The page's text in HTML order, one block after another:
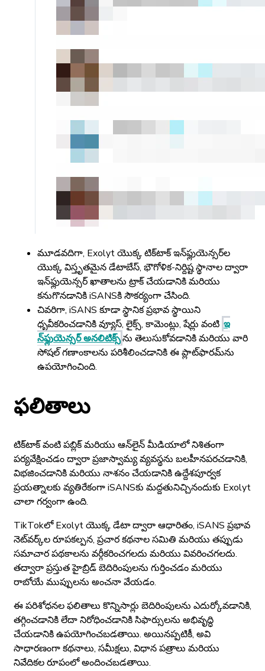
మూడవదిగా, Exolyt యొక్క టిక్‌టాక్ ఇన్‌ఫ్లుయెన్సర్‌ల
యొక్క విస్తృతమైన డేటాబేస్, భౌగోళిక-నిర్దిష్ట స్థానాల ద్వారా
ఇన్‌ఫ్లుయెన్సర్ ఖాతాలను ట్రాక్ చేయడానికి మరియు
కనుగొనడానికి iSANSకి సౌకర్యంగా చేసింది.
చివరిగా, iSANS కూడా స్థానిక ప్రభావ స్థాయిని
ధృవీకరించడానికి వ్యూస్, లైక్స్, కామెంట్లు, షేర్లు వంటి ఇ
న్‌ఫ్లుయెన్సర్ అనలిటిక్స్ను తెలుసుకోవడానికి మరియు వారి
సోషల్ గణాంకాలను పరిశీలించడానికి ఈ ప్లాట్‌ఫారమ్‌ను
ఉపయోగించింది.
ఫలితాలు
టిక్‌టాక్ వంటి పబ్లిక్ మరియు ఆన్‌లైన్ మీడియాలో నిశితంగా
పర్యవేక్షించడం ద్వారా ప్రజాస్వామ్య వ్యవస్థను బలహీనపరచడానికి,
విభజించడానికి మరియు నాశనం చేయడానికి ఉద్దేశపూర్వక
ప్రయత్నాలకు వ్యతిరేకంగా iSANSకు మద్దతునిచ్చినందుకు Exolyt
చాలా గర్వంగా ఉంది.
TikTokలో Exolyt యొక్క డేటా ద్వారా ఆధారితం, iSANS ప్రభావ
నెట్‌వర్క్‌ల రూపకల్పన, ప్రచార కథనాల సమితి మరియు తప్పుడు
సమాచార పథకాలను వర్గీకరించగలదు మరియు వివరించగలదు.
తద్వారా ప్రస్తుత హైబ్రిడ్ బెదిరింపులను గుర్తించడం మరియు
రాబోయే ముప్పులను అంచనా వేయడం.
ఈ పరిశోధనల ఫలితాలు కొన్నిసార్లు బెదిరింపులను ఎదుర్కోవడానికి,
తగ్గించడానికి లేదా నిరోధించడానికి సిఫార్సులను అభివృద్ధి
చేయడానికి ఉపయోగించబడతాయి. అయినప్పటికీ, అవి
సాధారణంగా కథనాలు, సమీక్షలు, విధాన పత్రాలు మరియు
నివేదికల రూపంలో అందించబడతాయి.